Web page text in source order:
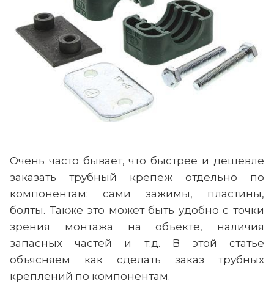
Очень часто бывает, что быстрее и дешевле
заказать трубный крепеж отдельно по
компонентам: сами зажимы, пластины,
болты. Также это может быть удобно с точки
зрения монтажа на объекте, наличия
запасных частей и т.д. В этой статье
объясняем как сделать заказ трубных
креплений по компонентам.